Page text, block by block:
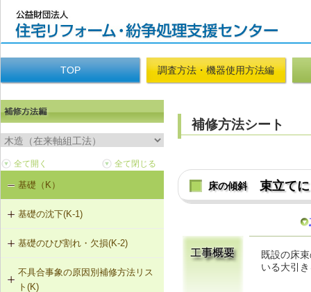
TOP 調査方法・機器使用方法編
基礎（K）
基礎の沈下(K-1)
K-1-101 土台をジャッキアップのう
え、基礎の再施工
K-1-102 布基礎をべた基礎に変更
基礎のひび割れ・欠損(K-2)
K-2-501 樹脂注入工法
不具合事象の原因別補修方法リス
ト(K)
補修方法シート
床の傾斜 束立て
既設の床
いる大引